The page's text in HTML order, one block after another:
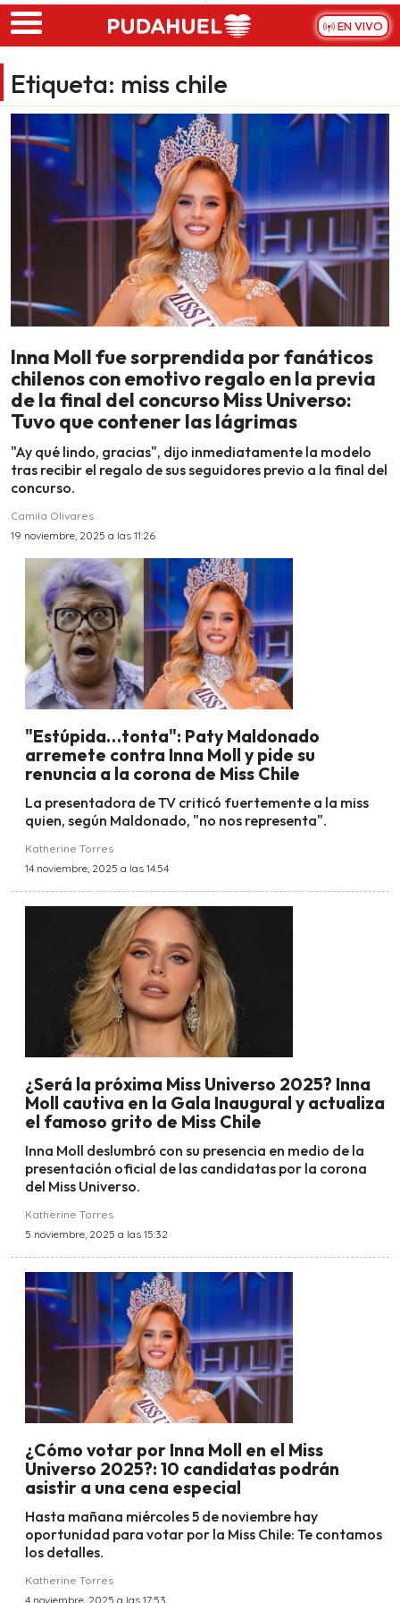
Skip to main content
EN VIVO
Etiqueta: miss chile
Inna Moll fue sorprendida por fanáticos
chilenos con emotivo regalo en la previa
de la final del concurso Miss Universo:
Tuvo que contener las lágrimas
"Ay qué lindo, gracias", dijo inmediatamente la modelo
tras recibir el regalo de sus seguidores previo a la final del
concurso.
Camila Olivares
19 noviembre, 2025 a las 11:26
"Estúpida…tonta": Paty Maldonado
arremete contra Inna Moll y pide su
renuncia a la corona de Miss Chile
La presentadora de TV criticó fuertemente a la miss
quien, según Maldonado, "no nos representa".
Katherine Torres
14 noviembre, 2025 a las 14:54
¿Será la próxima Miss Universo 2025? Inna
Moll cautiva en la Gala Inaugural y actualiza
el famoso grito de Miss Chile
Inna Moll deslumbró con su presencia en medio de la
presentación oficial de las candidatas por la corona
del Miss Universo.
Katherine Torres
5 noviembre, 2025 a las 15:32
¿Cómo votar por Inna Moll en el Miss
Universo 2025?: 10 candidatas podrán
asistir a una cena especial
Hasta mañana miércoles 5 de noviembre hay
oportunidad para votar por la Miss Chile: Te contamos
los detalles.
Katherine Torres
4 noviembre, 2025 a las 17:53